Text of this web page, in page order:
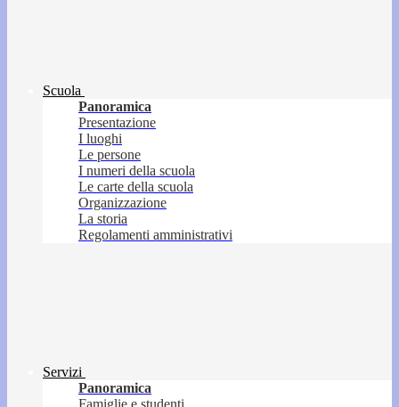
Scuola
Panoramica
Presentazione
I luoghi
Le persone
I numeri della scuola
Le carte della scuola
Organizzazione
La storia
Regolamenti amministrativi
Servizi
Panoramica